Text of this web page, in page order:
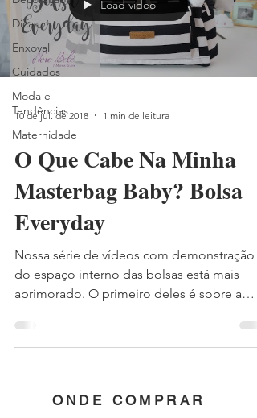
Dicas
Enxoval
Cuidados
Moda e
Tendências
Maternidade
Load video
10 de jul. de 2018 1 min de leitura
O Que Cabe Na Minha
Masterbag Baby? Bolsa
Everyday
Nossa série de vídeos com demonstração
do espaço interno das bolsas está mais
aprimorado. O primeiro deles é sobre a
ONDE COMPRAR